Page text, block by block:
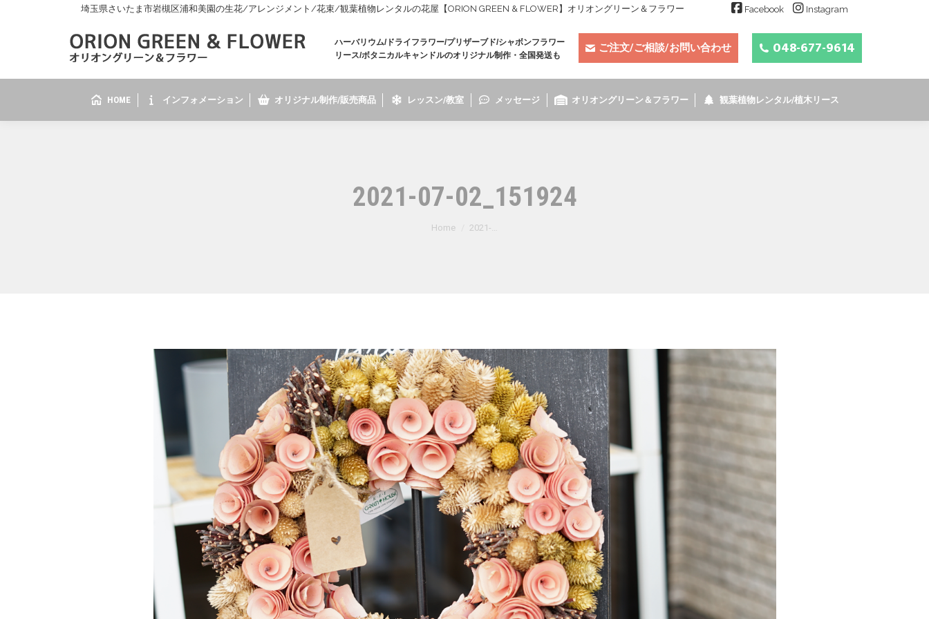
埼玉県さいたま市岩槻区浦和美園の生花/アレンジメント/花束/観葉植物レンタルの花屋【ORION GREEN & FLOWER】オリオングリーン＆フラワー Facebook Instagram
ハーバリウム/ドライフラワー/プリザーブド/シャボンフラワー
リース/ボタニカルキャンドルのオリジナル制作・全国発送も
ご注文/ご相談/お問い合わせ 048-677-9614
HOME インフォメーション オリジナル制作/販売商品 レッスン/教室 メッセージ オリオングリーン＆フラワー 観葉植物レンタル/植木リース
2021-07-02_151924
You are here:
Home 2021-…